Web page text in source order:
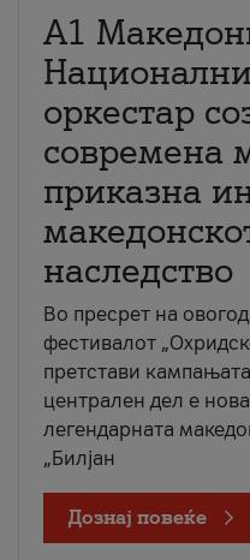
А1
оркестар
современа
приказна
наследство
Во пресрет на
фестивалот
претстави
централен дел е
легендарната
„Билјан
Дознај повеќе